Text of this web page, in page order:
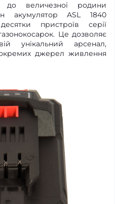
величезної родини
акумулятор ASL 1840
пристроїв серії
Це дозволяє
унікальний арсенал,
джерел живлення